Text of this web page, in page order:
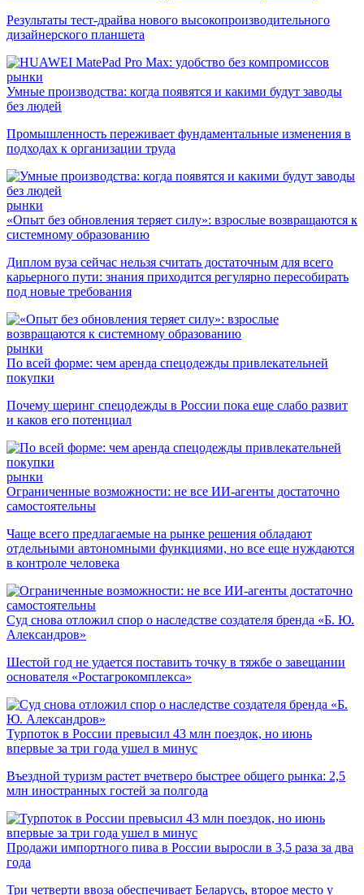
Результаты тест-драйва нового высокопроизводительного
дизайнерского планшета
рынки
Умные производства: когда появятся и какими будут заводы
без людей
Промышленность переживает фундаментальные изменения в
подходах к организации труда
рынки
«Опыт без обновления теряет силу»: взрослые возвращаются к
системному образованию
Диплом вуза сейчас нельзя считать достаточным для всего
карьерного пути: знания приходится регулярно пересобирать
под новые требования
рынки
По всей форме: чем аренда спецодежды привлекательней
покупки
Почему шеринг спецодежды в России пока еще слабо развит
и каков его потенциал
рынки
Ограниченные возможности: не все ИИ-агенты достаточно
самостоятельны
Чаще всего предлагаемые на рынке решения обладают
отдельными автономными функциями, но все еще нуждаются
в контроле человека
Суд снова отложил спор о наследстве создателя бренда «Б. Ю.
Александров»
Шестой год не удается поставить точку в тяжбе о завещании
основателя «Ростагрокомплекса»
Турпоток в России превысил 43 млн поездок, но июнь
впервые за три года ушел в минус
Въездной туризм растет вчетверо быстрее общего рынка: 2,5
млн иностранных гостей за полгода
Продажи импортного пива в России выросли в 3,5 раза за два
года
Три четверти ввоза обеспечивает Беларусь, второе место у